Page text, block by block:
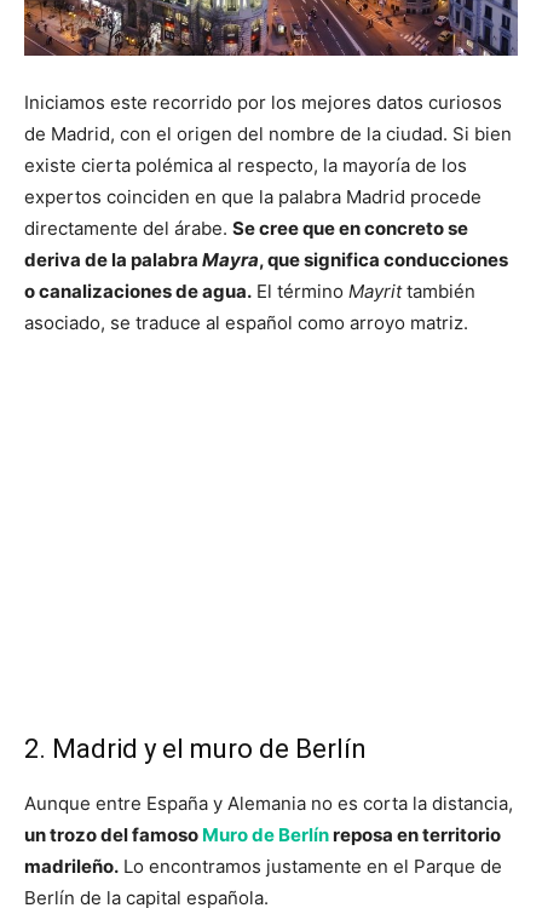
Iniciamos este recorrido por los mejores datos curiosos
de Madrid, con el origen del nombre de la ciudad. Si bien
existe cierta polémica al respecto, la mayoría de los
expertos coinciden en que la palabra Madrid procede
directamente del árabe. Se cree que en concreto se
deriva de la palabra Mayra, que significa conducciones
o canalizaciones de agua. El término Mayrittambién
asociado, se traduce al español como arroyo matriz.
2. Madrid y el muro de Berlín
Aunque entre España y Alemania no es corta la distancia,
un trozo del famoso Muro de Berlínreposa en territorio
madrileño. Lo encontramos justamente en el Parque de
Berlín de la capital española.